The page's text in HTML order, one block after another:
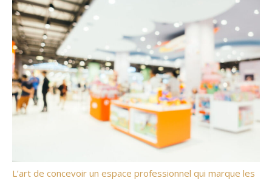
L’art de concevoir un espace professionnel qui marque les